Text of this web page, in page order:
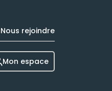
Nous rejoindre
favoris
Mon espace